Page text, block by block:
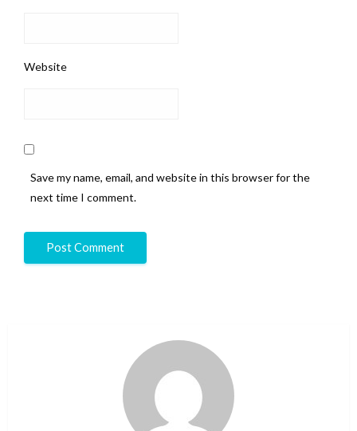
Website
Save my name, email, and website in this browser for the
next time I comment.